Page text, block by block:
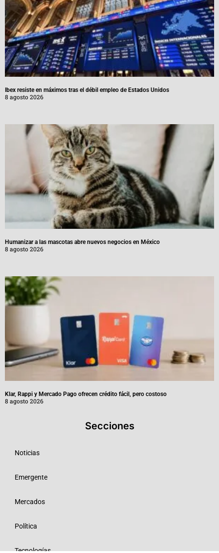
Ibex resiste en máximos tras el débil empleo de Estados Unidos
8 agosto 2026
Humanizar a las mascotas abre nuevos negocios en México
8 agosto 2026
Klar, Rappi y Mercado Pago ofrecen crédito fácil, pero costoso
8 agosto 2026
Secciones
Noticias
Emergente
Mercados
Política
Tecnologías